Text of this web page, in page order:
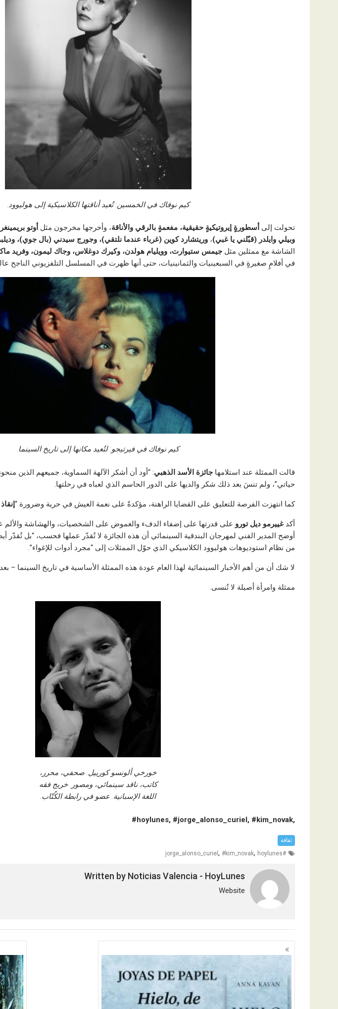
كيم نوفاك في الخمسين: تُعيد أناقتها الكلاسيكية إلى هوليوود.
تحولت إلى أسطورةٍ إيروتيكيةٍ حقيقية، مفعمةٍ بالرقي والأناقة، وأخرجها مخرجون مثل أوتو
وبيلي وايلدر (قبّلني يا غبي)، وريتشارد كوين (غرباء عندما نلتقي)، وجورج سيدني (بال جوي)،
الشاشة مع ممثلين مثل جيمس ستيوارت، وويليام هولدن، وكيرك دوغلاس، وجاك ليمون، وفريد
في أفلامٍ صغيرةٍ في السبعينيات والثمانينيات، حتى أنها ظهرت في المسلسل التلفزيوني الناجح
كيم نوفاك في فيرتيجو: لتُعيد مكانها إلى تاريخ السينما.
قالت الممثلة عند استلامها جائزة الأسد الذهبي: “أود أن أشكر الآلهة السماوية، جميعهم الذين
حياتي”، ولم تنسَ بعد ذلك شكر والديها على الدور الحاسم الذي لعباه في رحلتها.
كما انتهزت الفرصة للتعليق على القضايا الراهنة، مؤكدةً على نعمة العيش في حرية وضرورة “
أكد غييرمو ديل تورو على قدرتها على إضفاء الدفء والغموض على الشخصيات، والهشاشة
أوضح المدير الفني لمهرجان البندقية السينمائي أن هذه الجائزة لا تُقدّر عملها فحسب، “بل تُقدّر
من نظام استوديوهات هوليوود الكلاسيكي الذي حوّل الممثلات إلى “مجرد أدوات للإغواء”.
لا شك أن من أهم الأخبار السينمائية لهذا العام عودة هذه الممثلة الأساسية في تاريخ السينما –
ممثلة وامرأة أصيلة لا تُنسى.
خورخي ألونسو كورييل. صحفي، محرر،
كاتب، ناقد سينمائي، ومصور. خريج فقه
اللغة الإسبانية. عضو في رابطة الكُتّاب.
,hoylunes, #jorge_alonso_curiel, #kim_novak#
ثقافة
#jorge_alonso_curiel
, #kim_novak, hoylunes
Written by Noticias Valencia - HoyLunes
Website
تصفّح
المقالات